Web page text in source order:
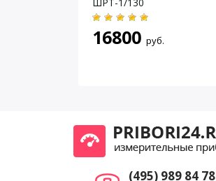
16800 руб.
(495) 989 84 78